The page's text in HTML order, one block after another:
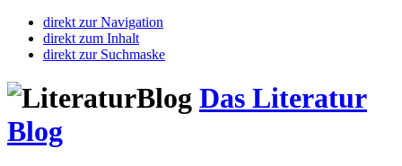
direkt zur Navigation
direkt zum Inhalt
direkt zur Suchmaske
Das Literatur
Blog